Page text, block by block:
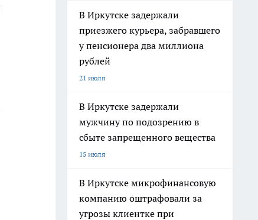
В Иркутске задержали
приезжего курьера, забравшего
у пенсионера два миллиона
рублей
21 июля
В Иркутске задержали
мужчину по подозрению в
сбыте запрещенного вещества
15 июля
В Иркутске микрофинансовую
компанию оштрафовали за
угрозы клиентке при